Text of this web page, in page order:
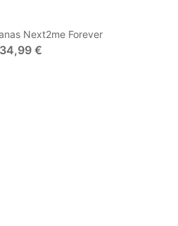
Next2me Forever
34,99 €